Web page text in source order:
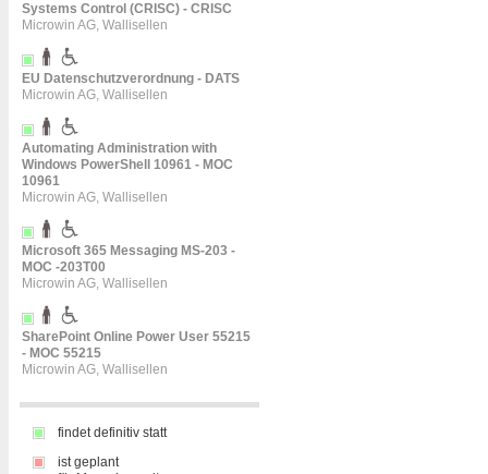
Systems Control (CRISC) - CRISC
Microwin AG, Wallisellen
EU Datenschutzverordnung - DATS
Microwin AG, Wallisellen
Automating Administration with
Windows PowerShell 10961 - MOC
10961
Microwin AG, Wallisellen
Microsoft 365 Messaging MS-203 -
MOC -203T00
Microwin AG, Wallisellen
SharePoint Online Power User 55215
- MOC 55215
Microwin AG, Wallisellen
findet definitiv statt
ist geplant